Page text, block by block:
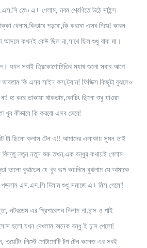
তেও এ+ পেলাম, নবম শ্রেণিতে উঠে সাইন্স
খেলাম,কিভাবে পড়বো,কি করবো এসব নিয়ে! কারন
কখনই কেউ ছিল না,সাথে ছিল শুধু বাবা মা।
যখন সবাই ত্রিকোণোমিতির ম্যাথ গুলো সবার আগে
কি এসব সাইন কস,ট্যান! ফিজিক্স কিছুটা বুঝলেও
হা করে তাকায়া থাকতাম,কোচিং ছিলো শুধু যাওয়া
খুব কীভাবে কি করবো এসব ভেবে!
টা ছিলো ক্লাস টেন এ!! আমাদের এলাকায় সুমন ভাই
কিন্তু নতুন নতুন শুরু তখন,এক বন্ধুর কথায়ই গেলাম
ভালো বুঝাতেন যে খুব অল্প কয়দিনে বুঝলাম যে আমাকে
এস.এস.সি দিলাম শুধু সমাজে এ+ মিস গেলো!
নটরডেম এর প্রিপারেশন নিলাম না,চান্স ও পাই
হলো যখন দেখলাম অনেক বন্ধু ই চান্স পেলো!
লিস্টে মোটামোটি টপ টেন কলেজ এর সবই